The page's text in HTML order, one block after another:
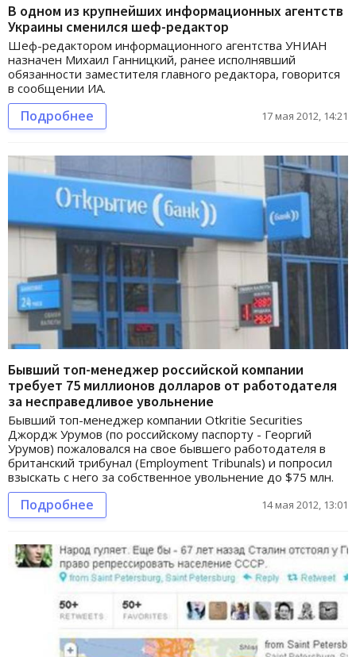
В одном из крупнейших информационных агентств
Украины сменился шеф-редактор
Шеф-редактором информационного агентства УНИАН
назначен Михаил Ганницкий, ранее исполнявший
обязанности заместителя главного редактора, говорится
в сообщении ИА.
Подробнее 17 мая 2012, 14:21
Бывший топ-менеджер российской компании
требует 75 миллионов долларов от работодателя
за несправедливое увольнение
Бывший топ-менеджер компании Otkritie Securities
Джордж Урумов (по российскому паспорту - Георгий
Урумов) пожаловался на свое бывшего работодателя в
британский трибунал (Employment Tribunals) и попросил
взыскать с него за собственное увольнение до $75 млн.
Подробнее 14 мая 2012, 13:01